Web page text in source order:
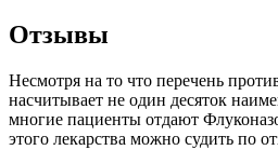
Отзывы
Несмотря на то что перечень
насчитывает не один десяток
многие пациенты отдают
этого лекарства можно судить по